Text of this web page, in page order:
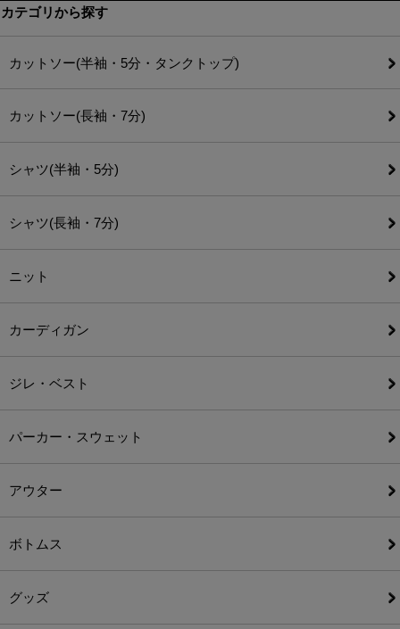
カテゴリから探す
カットソー(半袖・5分・タンクトップ)
カットソー(長袖・7分)
シャツ(半袖・5分)
シャツ(長袖・7分)
ニット
カーディガン
ジレ・ベスト
パーカー・スウェット
アウター
ボトムス
グッズ